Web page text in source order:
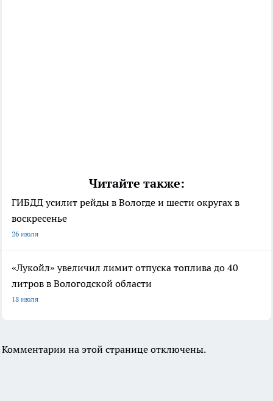
Читайте также:
ГИБДД усилит рейды в Вологде и шести округах в
воскресенье
26 июля
«Лукойл» увеличил лимит отпуска топлива до 40
литров в Вологодской области
18 июля
Комментарии на этой странице отключены.